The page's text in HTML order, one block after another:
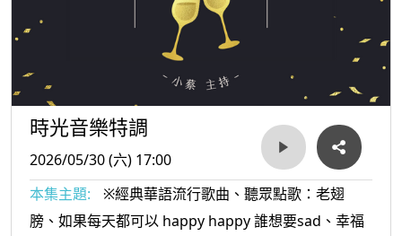
時光音樂特調
2026/05/30 (六) 17:00
本集主題:
※經典華語流行歌曲、聽眾點歌：老翅
膀、如果每天都可以 happy happy 誰想要sad、幸福